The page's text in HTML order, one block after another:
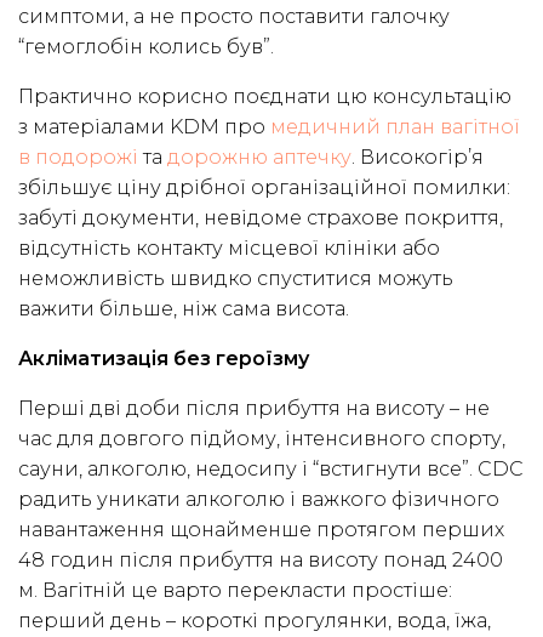
симптоми, а не просто поставити галочку
“гемоглобін колись був”.
Практично корисно поєднати цю консультацію
з матеріалами KDM про медичний план вагітної
в подорожі та дорожню аптечку. Високогір’я
збільшує ціну дрібної організаційної помилки:
забуті документи, невідоме страхове покриття,
відсутність контакту місцевої клініки або
неможливість швидко спуститися можуть
важити більше, ніж сама висота.
Акліматизація без героїзму
Перші дві доби після прибуття на висоту – не
час для довгого підйому, інтенсивного спорту,
сауни, алкоголю, недосипу і “встигнути все”. CDC
радить уникати алкоголю і важкого фізичного
навантаження щонайменше протягом перших
48 годин після прибуття на висоту понад 2400
м. Вагітній це варто перекласти простіше:
перший день – короткі прогулянки, вода, їжа,